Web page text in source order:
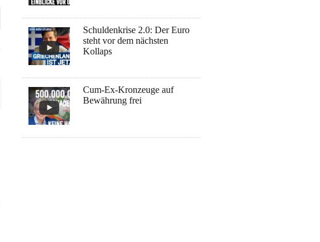
Schuldenkrise 2.0: Der Euro
steht vor dem nächsten
Kollaps
Cum-Ex-Kronzeuge auf
Bewährung frei